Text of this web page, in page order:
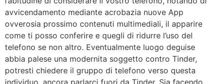
avvicendamento mediante acrobazia nuove App
ovverosia prossimo contenuti multimediali, il apparire
come ti posso conferire e quegli di ridurre l’uso del
telefono se non altro. Eventualmente luogo deguise
abbia palese una modernita soggetto contro Tinder,
potresti chiedere il gruppo di telefono verso questa
individuo, ancora parlarci fuori da Tinder. Sia facendo